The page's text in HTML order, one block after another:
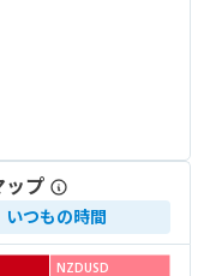
ップ
いつもの時間
NZDUSD